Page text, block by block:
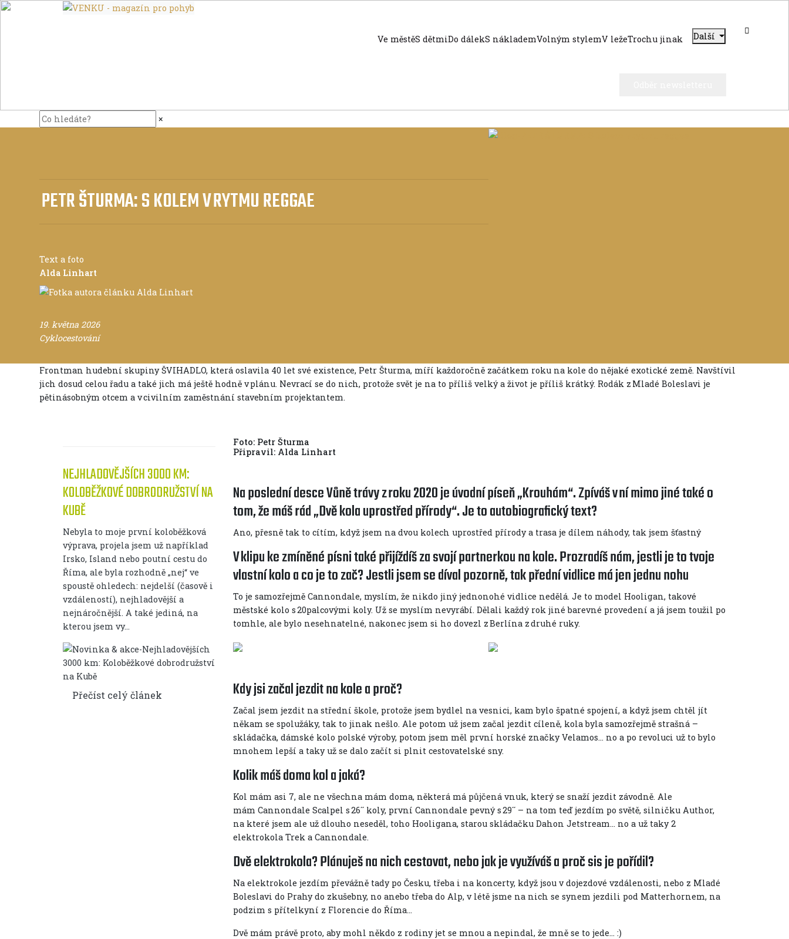
Ve městěS dětmiDo dálekS náklademVolným stylemV ležeTrochu jinak Další
×
PETR ŠTURMA: S KOLEM V RYTMU REGGAE
Text a foto
Alda Linhart
19. května 2026
Cyklocestování
Frontman hudební skupiny ŠVIHADLO, která oslavila 40 let své existence, Petr Šturma, míří každoročně začátkem roku na kole do nějaké exotické země. Navštívil
jich dosud celou řadu a také jich má ještě hodně v plánu. Nevrací se do nich, protože svět je na to příliš velký a život je příliš krátký. Rodák z Mladé Boleslavi je
pětinásobným otcem a v civilním zaměstnání stavebním projektantem.
NEJHLADOVĚJŠÍCH 3000 KM:
KOLOBĚŽKOVÉ DOBRODRUŽSTVÍ NA
KUBĚ
Nebyla to moje první koloběžková
výprava, projela jsem už například
Irsko, Island nebo poutní cestu do
Říma, ale byla rozhodně „nej“ ve
spoustě ohledech: nejdelší (časově i
vzdáleností), nejhladovější a
nejnáročnější. A také jediná, na
kterou jsem vy...
Přečíst celý článek
Foto: Petr Šturma
Připravil: Alda Linhart
Na poslední desce Vůně trávy z roku 2020 je úvodní píseň „Krouhám“. Zpíváš v ní mimo jiné také o
tom, že máš rád „Dvě kola uprostřed přírody“. Je to autobiografický text?
Ano, přesně tak to cítím, když jsem na dvou kolech uprostřed přírody a trasa je dílem náhody, tak jsem šťastný
V klipu ke zmíněné písni také přijíždíš za svojí partnerkou na kole. Prozradíš nám, jestli je to tvoje
vlastní kolo a co je to zač? Jestli jsem se díval pozorně, tak přední vidlice má jen jednu nohu
To je samozřejmě Cannondale, myslím, že nikdo jiný jednonohé vidlice nedělá. Je to model Hooligan, takové
městské kolo s 20palcovými koly. Už se myslím nevyrábí. Dělali každý rok jiné barevné provedení a já jsem toužil po
tomhle, ale bylo nesehnatelné, nakonec jsem si ho dovezl z Berlína z druhé ruky.
Kdy jsi začal jezdit na kole a proč?
Začal jsem jezdit na střední škole, protože jsem bydlel na vesnici, kam bylo špatné spojení, a když jsem chtěl jít
někam se spolužáky, tak to jinak nešlo. Ale potom už jsem začal jezdit cíleně, kola byla samozřejmě strašná –
skládačka, dámské kolo polské výroby, potom jsem měl první horské značky Velamos… no a po revoluci už to bylo
mnohem lepší a taky už se dalo začít si plnit cestovatelské sny.
Kolik máš doma kol a jaká?
Kol mám asi 7, ale ne všechna mám doma, některá má půjčená vnuk, který se snaží jezdit závodně. Ale
mám Cannondale Scalpel s 26´´ koly, první Cannondale pevný s 29´´ – na tom teď jezdím po světě, silničku Author,
na které jsem ale už dlouho neseděl, toho Hooligana, starou skládačku Dahon Jetstream… no a už taky 2
elektrokola Trek a Cannondale.
Dvě elektrokola? Plánuješ na nich cestovat, nebo jak je využíváš a proč sis je pořídil?
Na elektrokole jezdím převážně tady po Česku, třeba i na koncerty, když jsou v dojezdové vzdálenosti, nebo z Mladé
Boleslavi do Prahy do zkušebny, no anebo třeba do Alp, v létě jsme na nich se synem jezdili pod Matterhornem, na
podzim s přítelkyní z Florencie do Říma…
Dvě mám právě proto, aby mohl někdo z rodiny jet se mnou a nepindal, že mně se to jede… :)